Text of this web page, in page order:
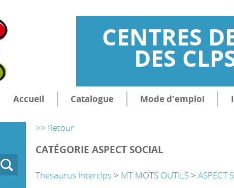
CENTRES
DES
Accueil Catalogue Mode d'emploi
>> Retour
CATÉGORIE ASPECT SOCIAL
Thesaurus Interclps > MT MOTS OUTILS > ASPECT
Recherche